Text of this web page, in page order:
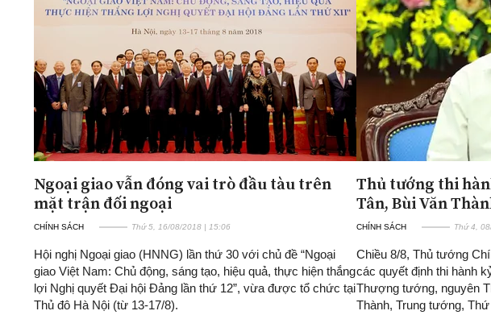
Ngoại giao vẫn đóng vai trò đầu tàu trên
mặt trận đối ngoại
CHÍNH SÁCH Thứ 5, 16/08/2018 | 15:06
Hội nghị Ngoại giao (HNNG) lần thứ 30 với chủ đề “Ngoại
giao Việt Nam: Chủ động, sáng tạo, hiệu quả, thực hiện thắng
lợi Nghị quyết Đại hội Đảng lần thứ 12”, vừa được tổ chức tại
Thủ đô Hà Nội (từ 13-17/8).
Thủ tướng thi
Tân, Bùi Văn
CHÍNH SÁCH Thứ 4,
Chiều 8/8, Thủ tướng
các quyết định thi hành
Thượng tướng, nguyên
Thành, Trung tướng,